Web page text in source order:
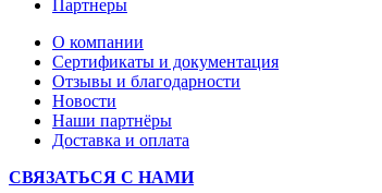
Партнеры
О компании
Сертификаты и документация
Отзывы и благодарности
Новости
Наши партнёры
Доставка и оплата
СВЯЗАТЬСЯ С НАМИ